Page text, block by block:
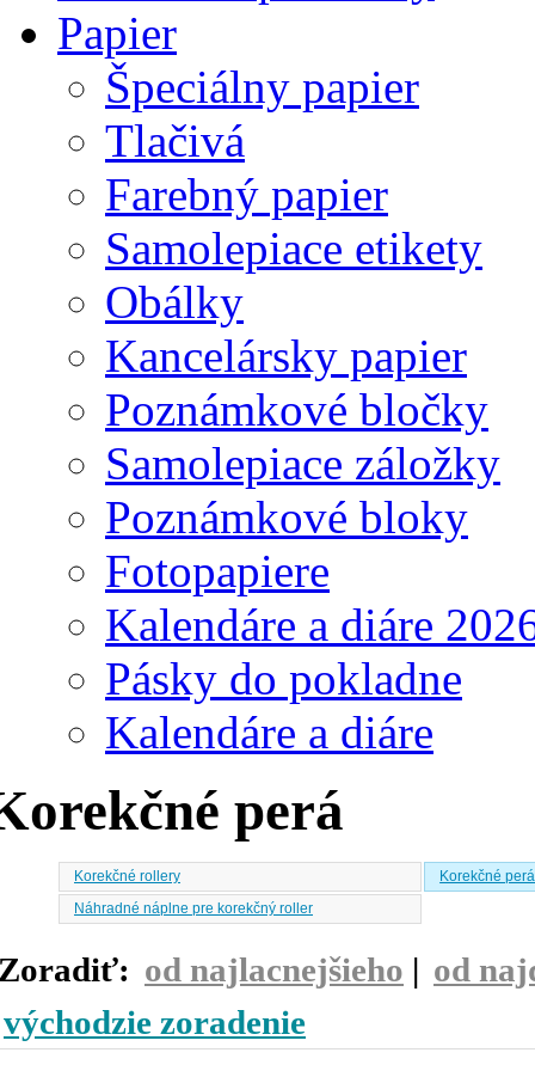
Papier
Špeciálny papier
Tlačivá
Farebný papier
Samolepiace etikety
Obálky
Kancelársky papier
Poznámkové bločky
Samolepiace záložky
Poznámkové bloky
Fotopapiere
Kalendáre a diáre
Pásky do pokladne
Kalendáre a diáre
perá
Korekčné rollery
Korekčné perá
Náhradné náplne pre korekčný roller
od najlacnejšieho | od
východzie zoradenie